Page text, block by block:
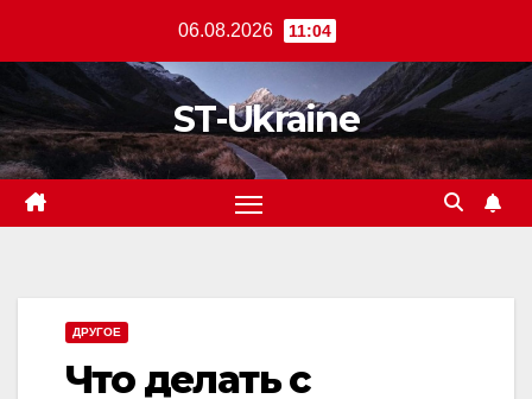
содержанию
06.08.2026 11:04
ST-Ukraine
ДРУГОЕ
Что делать с